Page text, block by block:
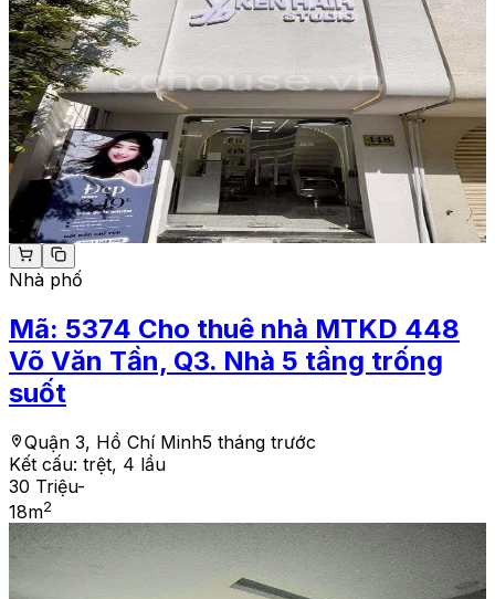
Nhà phố
Mã: 5374 Cho thuê nhà MTKD 448
Võ Văn Tần, Q3. Nhà 5 tầng trống
suốt
Quận 3, Hồ Chí Minh5 tháng trước
Kết cấu: trệt, 4 lầu
30 Triệu-
18m2